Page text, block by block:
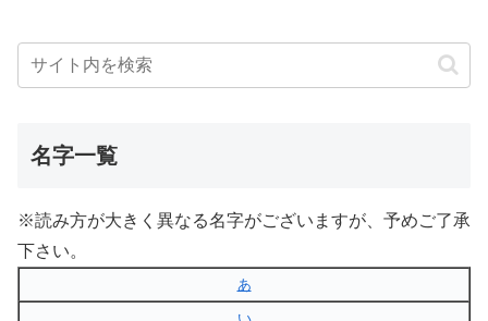
名字一覧
※読み方が大きく異なる名字がございますが、予めご了承
下さい。
あ